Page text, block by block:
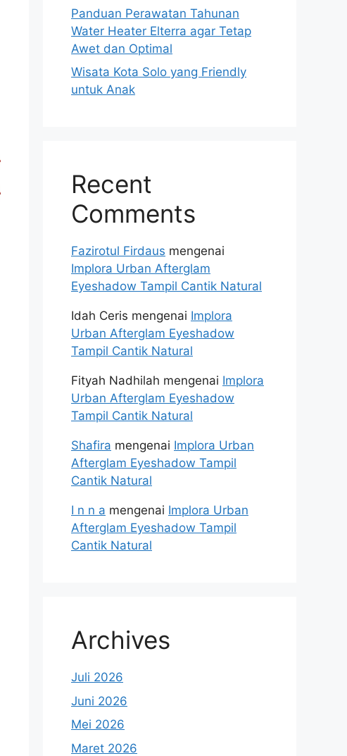
Panduan Perawatan Tahunan
Water Heater Elterra agar Tetap
Awet dan Optimal
Wisata Kota Solo yang Friendly
untuk Anak
Recent
Comments
Fazirotul Firdaus mengenai
Implora Urban Afterglam
Eyeshadow Tampil Cantik Natural
Idah Ceris mengenai Implora
Urban Afterglam Eyeshadow
Tampil Cantik Natural
Fityah Nadhilah mengenai Implora
Urban Afterglam Eyeshadow
Tampil Cantik Natural
Shafira mengenai Implora Urban
Afterglam Eyeshadow Tampil
Cantik Natural
I n n a mengenai Implora Urban
Afterglam Eyeshadow Tampil
Cantik Natural
Archives
Juli 2026
Juni 2026
Mei 2026
Maret 2026